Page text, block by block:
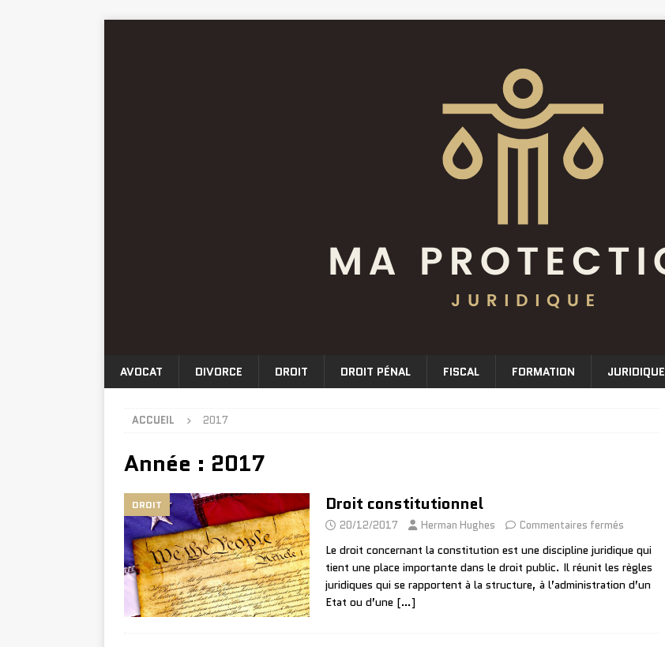
AVOCAT DIVORCE DROIT DROIT PÉNAL FISCAL FORMATION JURIDIQUE
ACCUEIL 2017
Année : 2017
DROIT Droit constitutionnel
20/12/2017 Herman Hughes Commentaires fermés
Le droit concernant la constitution est une discipline juridique qui
tient une place importante dans le droit public. Il réunit les règles
juridiques qui se rapportent à la structure, à l’administration d’un
Etat ou d’une […]